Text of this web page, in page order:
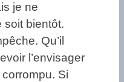
je ne
soit bientôt.
Qu’il
l’envisager
Si